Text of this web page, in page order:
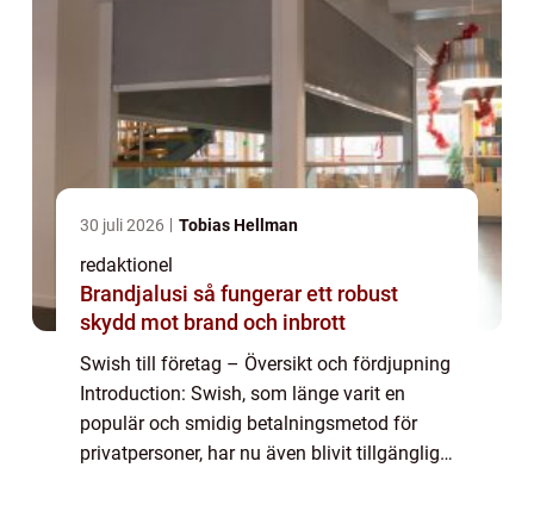
30 juli 2026 Tobias Hellman
redaktionel
Brandjalusi så fungerar ett robust
skydd mot brand och inbrott
Swish till företag – Översikt och fördjupning
Introduction: Swish, som länge varit en
populär och smidig betalningsmetod för
privatpersoner, har nu även blivit tillgängligt